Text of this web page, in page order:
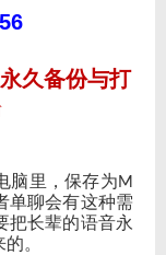
久备份与打
脑里，保存为M
单聊会有这种需
把长辈的语音永
。